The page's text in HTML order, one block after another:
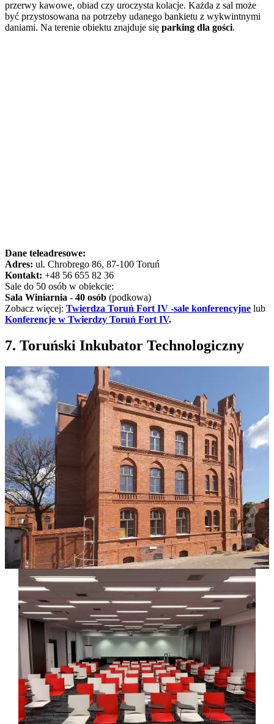
przerwy kawowe, obiad czy uroczysta kolacje. Każda z sal może
być przystosowana na potrzeby udanego bankietu z wykwintnymi
daniami. Na terenie obiektu znajduje się parking dla gości.
Dane teleadresowe:
Adres: ul. Chrobrego 86, 87-100 Toruń
Kontakt: +48 56 655 82 36
Sale do 50 osób w obiekcie:
Sala Winiarnia - 40 osób (podkowa)
Zobacz więcej: Twierdza Toruń Fort IV -sale konferencyjne lub
Konferencje w Twierdzy Toruń Fort IV.
7. Toruński Inkubator Technologiczny